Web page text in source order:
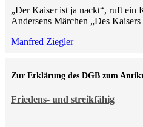
„Der Kaiser ist ja nackt“, ruft ein
Andersens Märchen „Des
Manfred Ziegler
Friedens- und streikfähig
Zur Erklärung des DGB zum